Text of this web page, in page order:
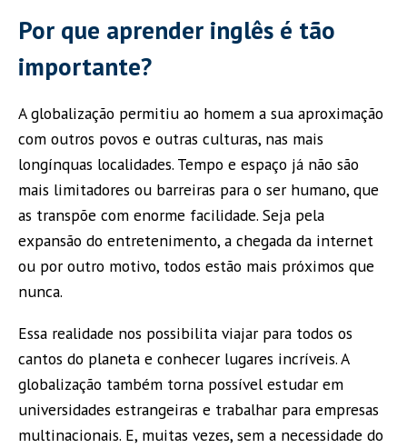
Por que aprender inglês é tão
importante?
A globalização permitiu ao homem a sua aproximação
com outros povos e outras culturas, nas mais
longínquas localidades. Tempo e espaço já não são
mais limitadores ou barreiras para o ser humano, que
as transpõe com enorme facilidade. Seja pela
expansão do entretenimento, a chegada da internet
ou por outro motivo, todos estão mais próximos que
nunca.
Essa realidade nos possibilita viajar para todos os
cantos do planeta e conhecer lugares incríveis. A
globalização também torna possível estudar em
universidades estrangeiras e trabalhar para empresas
multinacionais. E, muitas vezes, sem a necessidade do